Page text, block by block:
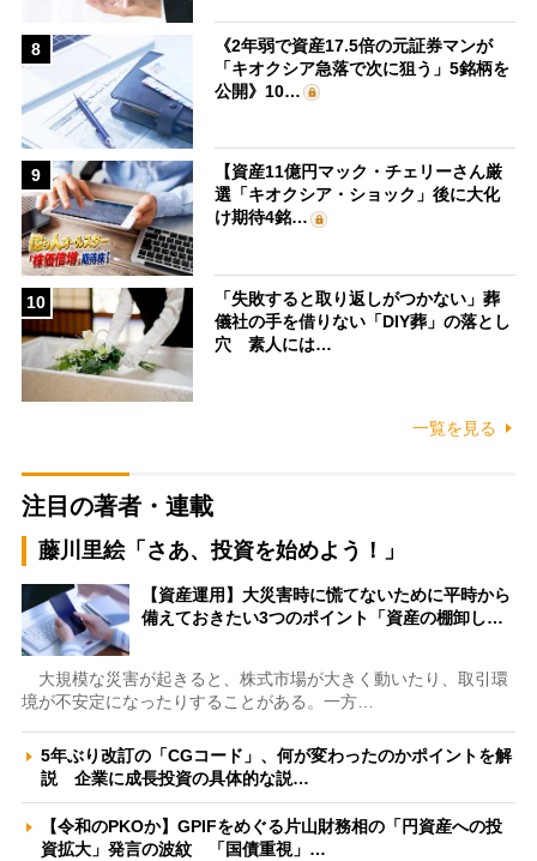
8
《2年弱で資産17.5倍の元証券マンが
「キオクシア急落で次に狙う」5銘柄を
公開》10…
9
【資産11億円マック・チェリーさん厳
選「キオクシア・ショック」後に大化
け期待4銘…
10
「失敗すると取り返しがつかない」葬
儀社の手を借りない「DIY葬」の落とし
穴 素人には…
一覧を見る
注目の著者・連載
藤川里絵「さあ、投資を始めよう！」
【資産運用】大災害時に慌てないために平時から
備えておきたい3つのポイント「資産の棚卸し…
大規模な災害が起きると、株式市場が大きく動いたり、取引環
境が不安定になったりすることがある。一方…
5年ぶり改訂の「CGコード」、何が変わったのかポイントを解
説 企業に成長投資の具体的な説…
【令和のPKOか】GPIFをめぐる片山財務相の「円資産への投
資拡大」発言の波紋 「国債重視」…